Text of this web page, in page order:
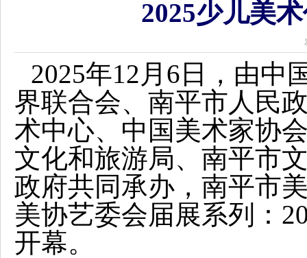
2025少儿美
2025年12月6日，由中
界联合会、南平市人民
术中心、中国美术家协
文化和旅游局、南平市
政府共同承办，南平市
美协艺委会届展系列：
开幕。